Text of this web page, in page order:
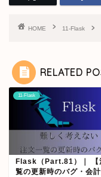
HOME 11-Flask
RELATED
11-Flask
Flask（Part.81）｜ 【
覧の更新時のバグ・会